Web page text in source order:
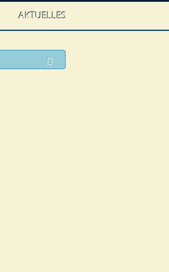
AKTUELLES